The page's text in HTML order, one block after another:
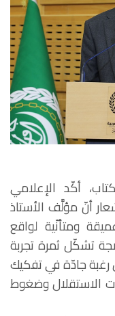
أكّد الإعلامي
أنّ مؤلَّف الأستاذ
ومتأنّية لواقع
تشكّل ثمرة تجربة
جادّة في تفكيك
الاستقلال وضغوط